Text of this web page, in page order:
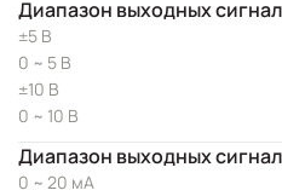
Диапазон выходных
±5 В
0 ~ 5 В
±10 В
0 ~ 10 В
Диапазон выходных
0 ~ 20 мА